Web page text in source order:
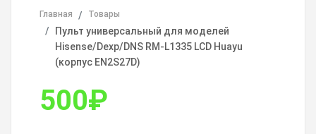
Главная Товары
Пульт универсальный для моделей
Hisense/Dexp/DNS RM-L1335 LCD Huayu
(корпус EN2S27D)
500₽